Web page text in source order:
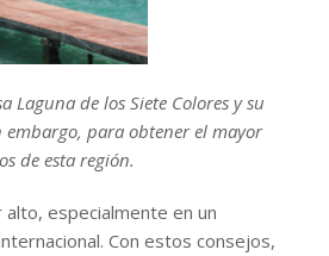
de los Siete Colores y su
para obtener el mayor
de esta región.
especialmente en un
Con estos consejos,